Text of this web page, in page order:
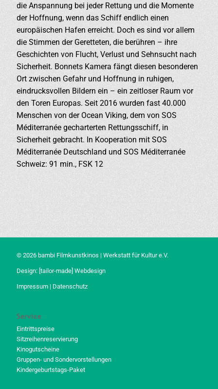
die Anspannung bei jeder Rettung und die Momente
der Hoffnung, wenn das Schiff endlich einen
europäischen Hafen erreicht. Doch es sind vor allem
die Stimmen der Geretteten, die berühren – ihre
Geschichten von Flucht, Verlust und Sehnsucht nach
Sicherheit. Bonnets Kamera fängt diesen besonderen
Ort zwischen Gefahr und Hoffnung in ruhigen,
eindrucksvollen Bildern ein – ein zeitloser Raum vor
den Toren Europas. Seit 2016 wurden fast 40.000
Menschen von der Ocean Viking, dem von SOS
Méditerranée gecharterten Rettungsschiff, in
Sicherheit gebracht. In Kooperation mit SOS
Méditerranée Deutschland und SOS Méditerranée
Schweiz: 91 min., FSK 12
© 2026 bambi Filmkunstkinos | Werkstatt für Kultur e.V.
Design: [tailor-made] Webdesign
Impressum| Datenschutz
Service
Eintrittspreise
Sitzreihenreservierung
Kinogutscheine
Gruppen- und Sondervorstellungen
Kindergeburtstags-Paket